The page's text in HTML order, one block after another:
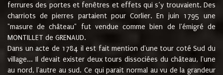
ferrures des portes et fenêtres et effets qui s’y trouvaient. Des
charriots de pierres partaient pour Corlier. En juin 1795 une
"masure de château" fut vendue comme bien de l'émigré de
MONTILLET de GRENAUD.
Dans un acte de 1784 il est fait mention d'une tour coté Sud du
village... Il devait exister deux tours dissociées du château, l'une
au nord, l'autre au sud. Ce qui parait normal au vu de la grandeur